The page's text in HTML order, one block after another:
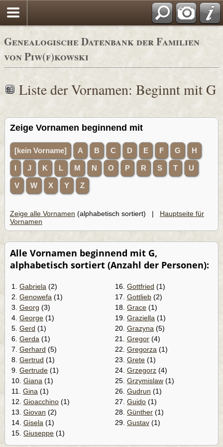
Genealogische Datenbank der Familien
von Piw(f)kowski
Liste der Vornamen: Beginnt mit G
Zeige Vornamen beginnend mit
[kein Vorname] A B C D E F G H
J K L M N O P R S T U
V W X Y Z
Zeige alle Vornamen (alphabetisch sortiert) | Hauptseite für
Vornamen
Alle Vornamen beginnend mit G,
alphabetisch sortiert (Anzahl der Personen):
1. Gabriela (2)
2. Genowefa (1)
3. Georg (3)
4. George (1)
5. Gerd (1)
6. Gerda (1)
7. Gerhard (5)
8. Gertrud (1)
9. Gertrude (1)
10. Giana (1)
11. Gina (1)
12. Gioacchino (1)
13. Giovan (2)
14. Gisela (1)
15. Giuseppe (1)
16. Gottfried (1)
17. Gottlieb (2)
18. Grace (1)
19. Graziella (1)
20. Grazyna (5)
21. Gregor (4)
22. Gregorza (1)
23. Grete (1)
24. Grzegorz (4)
25. Grzymislaw (1)
26. Gudrun (1)
27. Guido (1)
28. Günther (1)
29. Gustav (1)